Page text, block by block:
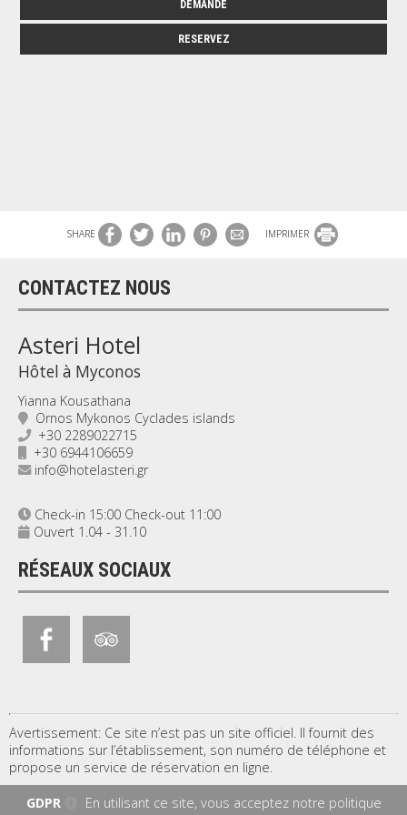
DEMANDE
RESERVEZ
SHARE IMPRIMER
CONTACTEZ NOUS
Asteri Hotel
Hôtel à Myconos
Yianna Kousathana
Ornos Mykonos Cyclades islands
+30 2289022715
+30 6944106659
info@hotelasteri.gr
Check-in 15:00 Check-out 11:00
Ouvert 1.04 - 31.10
RÉSEAUX SOCIAUX
Avertissement: Ce site n’est pas un site officiel. Il fournit des
informations sur l’établissement, son numéro de téléphone et
propose un service de réservation en ligne.
GDPR
En utilisant ce site, vous acceptez notre politique